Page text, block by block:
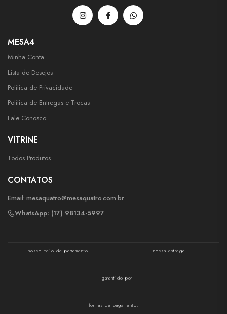
MESA4
Minha Conta
Lista de Desejos
Política de Privacidade
Política de Entregas e Trocas
Fale Conosco
VITRINE
Todos Produtos
CONTATOS
Email: mesaquatro@mesaquatro.com.br
WhatsApp: (17) 98134-5997
nosso meio de pagamento nossa entrega
garantido por
formas de pagamento: